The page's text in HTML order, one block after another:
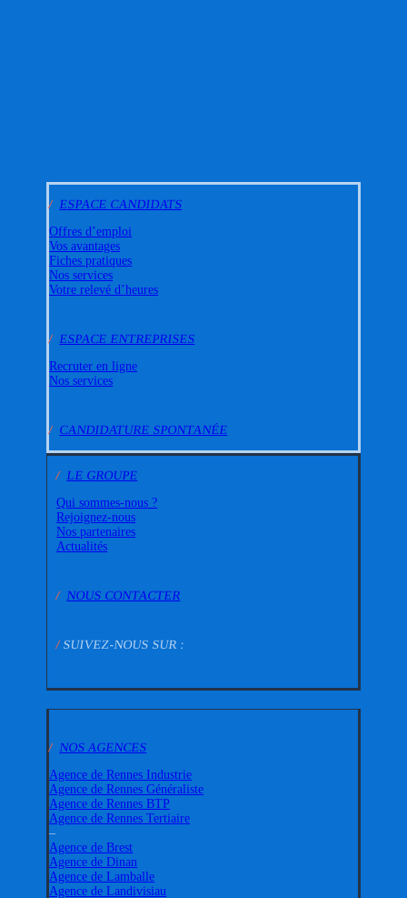
/ ESPACE CANDIDATS
Offres d’emploi
Vos avantages
Fiches pratiques
Nos services
Votre relevé d’heures
/ ESPACE ENTREPRISES
Recruter en ligne
Nos services
/ CANDIDATURE SPONTANÉE
/ LE GROUPE
Qui sommes-nous ?
Rejoignez-nous
Nos partenaires
Actualités
/NOUS CONTACTER
/SUIVEZ-NOUS SUR :
/ NOS AGENCES
Agence de Rennes Industrie
Agence de Rennes Généraliste
Agence de Rennes BTP
Agence de Rennes Tertiaire
–
Agence de Brest
Agence de Dinan
Agence de Lamballe
Agence de Landivisiau